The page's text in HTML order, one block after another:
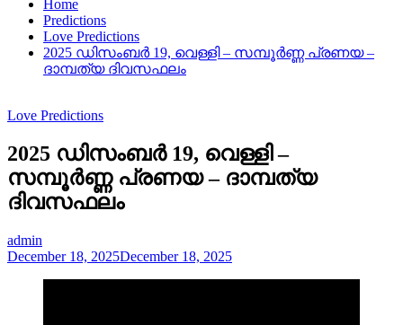
Home
Predictions
Love Predictions
2025 ഡിസംബർ 19, വെള്ളി – സമ്പൂർണ്ണ പ്രണയ –
ദാമ്പത്യ ദിവസഫലം
Love Predictions
2025 ഡിസംബർ 19, വെള്ളി –
സമ്പൂർണ്ണ പ്രണയ – ദാമ്പത്യ
ദിവസഫലം
admin
December 18, 2025December 18, 2025